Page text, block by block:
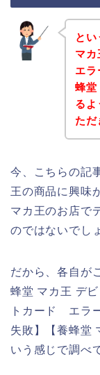
と
マカ
エラ
蜂堂
るよ
ただ
今、こちらの記
王の商品に興味
マカ王のお店で
のではないでし
だから、各自が
蜂堂 マカ王 デ
トカード エラ
失敗】【養蜂堂
いう感じで調べ